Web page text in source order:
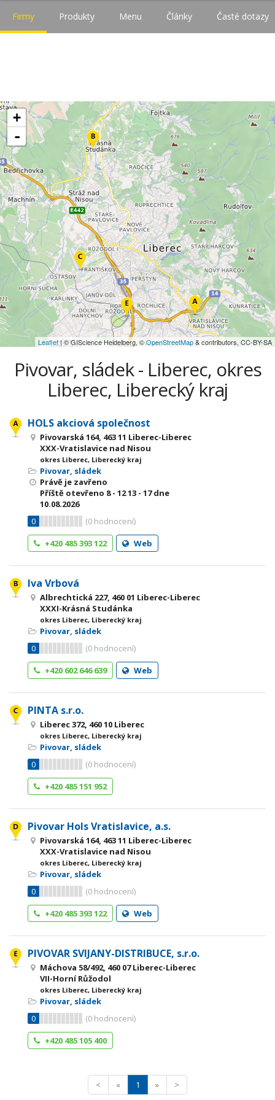
Firmy Produkty Menu Články Časté dotazy
+
-
Leaflet| © GIScience Heidelberg, ©OpenStreetMap& contributors, CC-BY-SA
Pivovar, sládek - Liberec, okres
Liberec, Liberecký kraj
HOLS akciová společnost
Pivovarská 164, 463 11 Liberec-Liberec
XXX-Vratislavice nad Nisou
okres Liberec, Liberecký kraj
Pivovar, sládek
Právě je zavřeno
Příště otevřeno 8 - 1213 - 17dne
10.08.2026
0
(0 hodnocení)
+420 485 393 122
Web
Iva Vrbová
Albrechtická 227, 460 01 Liberec-Liberec
XXXI-Krásná Studánka
okres Liberec, Liberecký kraj
Pivovar, sládek
0
(0 hodnocení)
+420 602 646 639
Web
PINTA s.r.o.
Liberec 372, 460 10 Liberec
okres Liberec, Liberecký kraj
Pivovar, sládek
0
(0 hodnocení)
+420 485 151 952
Pivovar Hols Vratislavice, a.s.
Pivovarská 164, 463 11 Liberec-Liberec
XXX-Vratislavice nad Nisou
okres Liberec, Liberecký kraj
Pivovar, sládek
0
(0 hodnocení)
+420 485 393 122
Web
PIVOVAR SVIJANY-DISTRIBUCE, s.r.o.
Máchova 58/492, 460 07 Liberec-Liberec
VII-Horní Růžodol
okres Liberec, Liberecký kraj
Pivovar, sládek
0
(0 hodnocení)
+420 485 105 400
< « 1 » >